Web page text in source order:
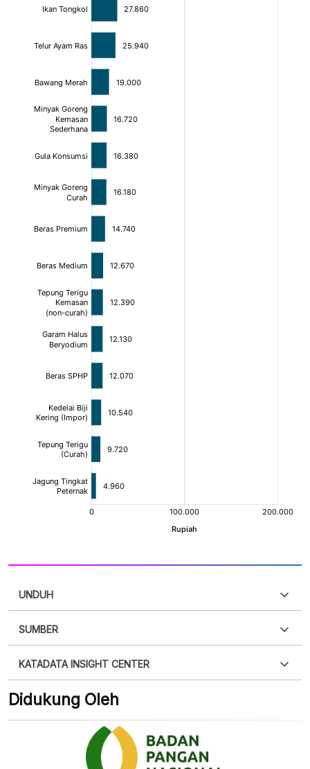
UNDUH
XLS
SUMBER
punya akun?Silakan Daftar sekarang
KATADATA INSIGHT CENTER
Hubungi sekarang »
Didukung Oleh